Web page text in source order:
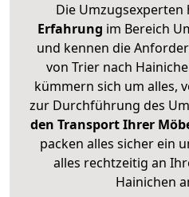
Die Umzugsexperten
Erfahrung im Bereich
und kennen die
von Trier nach
kümmern sich um alles,
zur Durchführung des
den Transport Ihrer
packen alles sicher ein
alles rechtzeitig an
Hainichen